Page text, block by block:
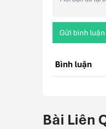
Gửi bình luận
Bình luận
Bài Liên